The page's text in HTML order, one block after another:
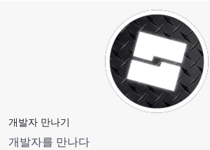
개발자 만나기
개발자를 만나다